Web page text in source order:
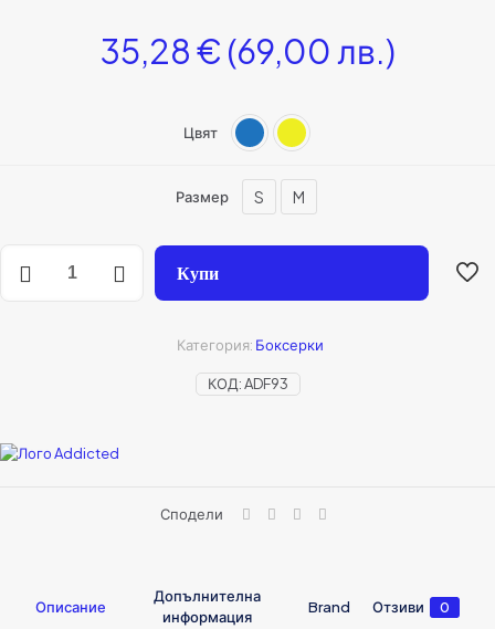
35,28€ (69,00 лв.)
Цвят
Размер S M
Купи
КОД:ADF93
Категория: Боксерки
Сподели
Описание
Допълнителна
информация
Brand Отзиви 0